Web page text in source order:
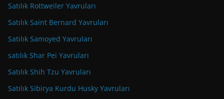
Satılık Rottweiler Yavruları
Satılık Saint Bernard Yavruları
Satılık Samoyed Yavruları
satılık Shar Pei Yavruları
Satılık Shih Tzu Yavruları
Satılık Sibirya Kurdu Husky Yavruları